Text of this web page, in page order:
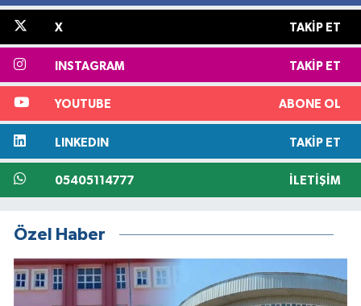
X TAKIP ET
INSTAGRAM TAKIP ET
YOUTUBE ABONE OL
LINKEDIN TAKIP ET
05405114777 İLETIŞIM
Özel Haber